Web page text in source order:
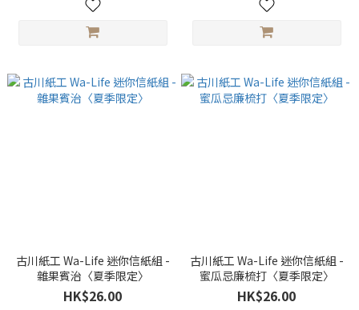
古川紙工 Wa-Life 迷你信紙組 -
雜果賓治〈夏季限定〉
HK$26.00
古川紙工 Wa-Life 迷你信紙組 -
蜜瓜忌廉梳打〈夏季限定〉
HK$26.00